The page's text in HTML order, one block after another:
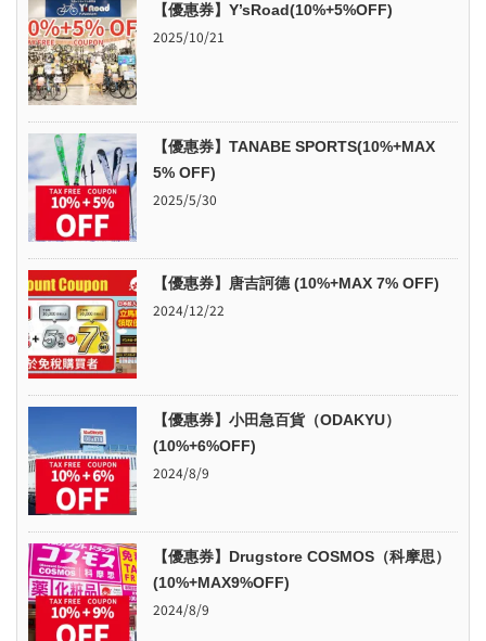
【優惠券】Y’sRoad(10%+5%OFF)
2025/10/21
【優惠券】TANABE SPORTS(10%+MAX
5% OFF)
2025/5/30
【優惠券】唐吉訶德 (10%+MAX 7% OFF)
2024/12/22
【優惠券】小田急百貨（ODAKYU）
(10%+6%OFF)
2024/8/9
【優惠券】Drugstore COSMOS（科摩思）
(10%+MAX9%OFF)
2024/8/9